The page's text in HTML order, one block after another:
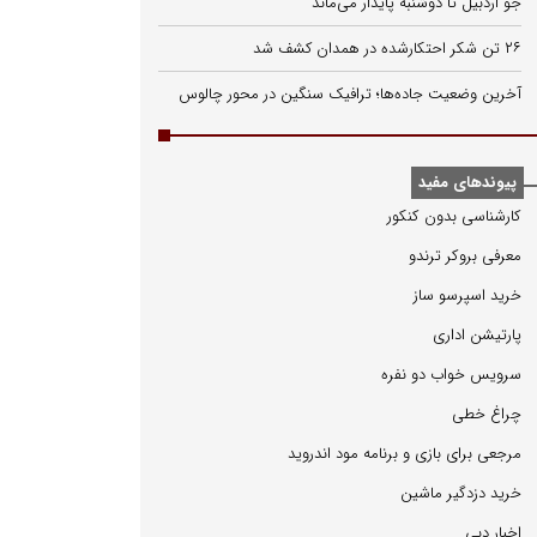
۲۶ تن شکر احتکارشده در همدان کشف شد
آخرین وضعیت جاده‌ها؛ ترافیک سنگین در محور چالوس
پیوندهای مفید
كارشناسی بدون كنكور
معرفی بروكر ترندو
خرید اسپرسو ساز
پارتیشن اداری
سرویس خواب دو نفره
چراغ خطی
مرجعی برای بازی و برنامه مود اندروید
خرید دزدگیر ماشین